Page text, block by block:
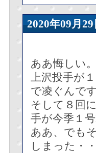
2020年09
ああ悔しい
上沢投手が
で凌ぐんで
そして８回
手が今季１
ああ、でも
しまった・